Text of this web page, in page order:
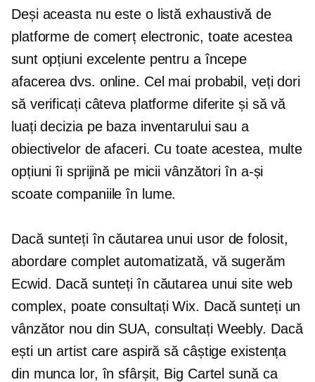
Deși aceasta nu este o listă exhaustivă de
platforme de comerț electronic, toate acestea
sunt opțiuni excelente pentru a începe
afacerea dvs. online. Cel mai probabil, veți dori
să verificați câteva platforme diferite și să vă
luați decizia pe baza inventarului sau a
obiectivelor de afaceri. Cu toate acestea, multe
opțiuni îi sprijină pe micii vânzători în a-și
scoate companiile în lume.
Dacă sunteți în căutarea unui usor de folosit,
abordare complet automatizată, vă sugerăm
Ecwid. Dacă sunteți în căutarea unui site web
complex, poate consultați Wix. Dacă sunteți un
vânzător nou din SUA, consultați Weebly. Dacă
ești un artist care aspiră să câștige existența
din munca lor, în sfârșit, Big Cartel sună ca